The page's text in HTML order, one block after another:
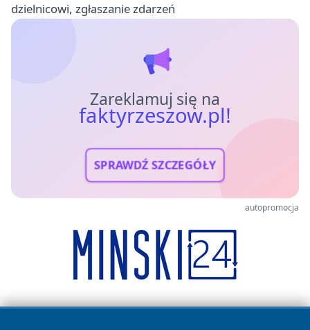
dzielnicowi, zgłaszanie zdarzeń
Zareklamuj się na
faktyrzeszow.pl!
SPRAWDŹ SZCZEGÓŁY
autopromocja